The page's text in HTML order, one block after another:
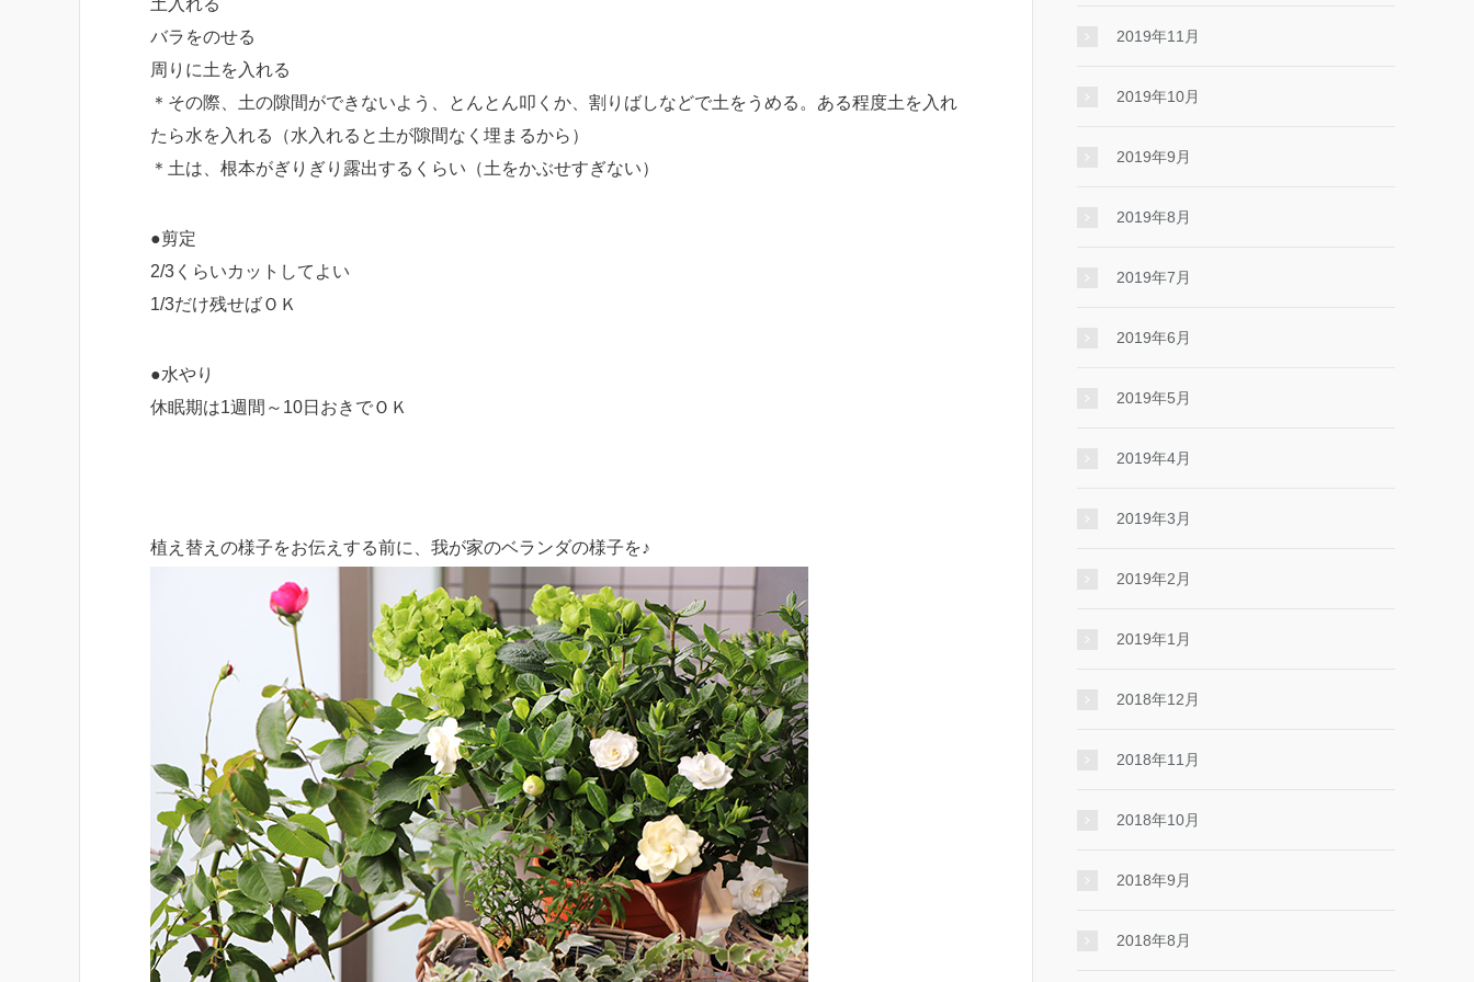
土入れる
バラをのせる
周りに土を入れる
＊その際、土の隙間ができないよう、とんとん叩くか、割りばしなどで土をうめる。ある程度土を入れ
たら水を入れる（水入れると土が隙間なく埋まるから）
＊土は、根本がぎりぎり露出するくらい（土をかぶせすぎない）
●剪定
2/3くらいカットしてよい
1/3だけ残せばＯＫ
●水やり
休眠期は1週間～10日おきでＯＫ
植え替えの様子をお伝えする前に、我が家のベランダの様子を♪
2019年11月
2019年10月
2019年9月
2019年8月
2019年7月
2019年6月
2019年5月
2019年4月
2019年3月
2019年2月
2019年1月
2018年12月
2018年11月
2018年10月
2018年9月
2018年8月